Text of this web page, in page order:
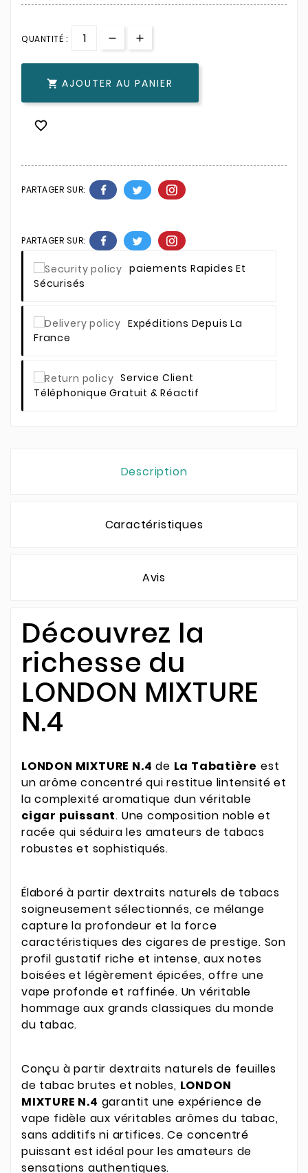
QUANTITÉ :
 AJOUTER AU PANIER

PARTAGER SUR:
PARTAGER SUR:
Paiements Rapides Et
Sécurisés
Expéditions Depuis La
France
Service Client
Téléphonique Gratuit & Réactif
Description
Caractéristiques
Avis
Découvrez la
richesse du
LONDON MIXTURE
N.4
LONDON MIXTURE N.4 de La Tabatière est
un arôme concentré qui restitue lintensité et
la complexité aromatique dun véritable
cigar puissant. Une composition noble et
racée qui séduira les amateurs de tabacs
robustes et sophistiqués.
Élaboré à partir dextraits naturels de tabacs
soigneusement sélectionnés, ce mélange
capture la profondeur et la force
caractéristiques des cigares de prestige. Son
profil gustatif riche et intense, aux notes
boisées et légèrement épicées, offre une
vape profonde et raffinée. Un véritable
hommage aux grands classiques du monde
du tabac.
Conçu à partir dextraits naturels de feuilles
de tabac brutes et nobles, LONDON
MIXTURE N.4 garantit une expérience de
vape fidèle aux véritables arômes du tabac,
sans additifs ni artifices. Ce concentré
puissant est idéal pour les amateurs de
sensations authentiques.